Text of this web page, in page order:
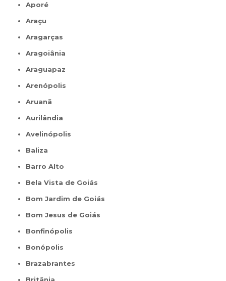
Aporé
Araçu
Aragarças
Aragoiânia
Araguapaz
Arenópolis
Aruanã
Aurilândia
Avelinópolis
Baliza
Barro Alto
Bela Vista de Goiás
Bom Jardim de Goiás
Bom Jesus de Goiás
Bonfinópolis
Bonópolis
Brazabrantes